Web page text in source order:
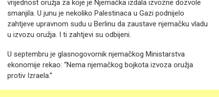
vrijednost oružja za koje je Njemačka izdala izvozne dozvole
smanjila. U junu je nekoliko Palestinaca u Gazi podnijelo
zahtjeve upravnom sudu u Berlinu da zaustave njemačku vladu
u izvozu oružja. I ti zahtjevi su odbijeni.
U septembru je glasnogovornik njemačkog Ministarstva
ekonomije rekao: “Nema njemačkog bojkota izvoza oružja
protiv Izraela.”